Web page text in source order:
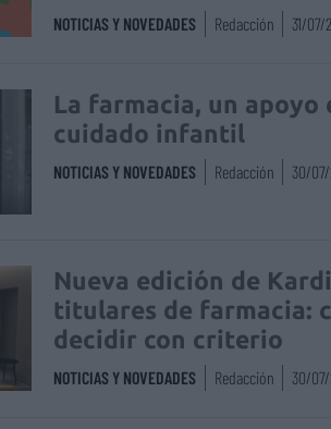
NOTICIAS Y NOVEDADES Redacción 31/07/
La farmacia, un apoyo
cuidado infantil
NOTICIAS Y NOVEDADES Redacción 30/
Nueva edición de
titulares de farmacia:
decidir con criterio
NOTICIAS Y NOVEDADES Redacción 30/